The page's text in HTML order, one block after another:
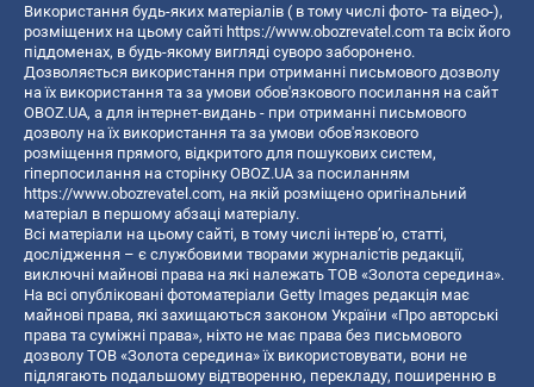
Використання будь-яких матеріалів ( в тому числі фото- та відео-),
розміщених на цьому сайті https://www.obozrevatel.com та всіх його
піддоменах, в будь-якому вигляді суворо заборонено.
Дозволяється використання при отриманні письмового дозволу
на їх використання та за умови обов'язкового посилання на сайт
OBOZ.UA, а для інтернет-видань - при отриманні письмового
дозволу на їх використання та за умови обов'язкового
розміщення прямого, відкритого для пошукових систем,
гіперпосилання на сторінку OBOZ.UA за посиланням
https://www.obozrevatel.com, на якій розміщено оригінальний
матеріал в першому абзаці матеріалу.
Всі матеріали на цьому сайті, в тому числі інтерв’ю, статті,
дослідження – є службовими творами журналістів редакції,
виключні майнові права на які належать ТОВ «Золота середина».
На всі опубліковані фотоматеріали Getty Images редакція має
майнові права, які захищаються законом України «Про авторські
права та суміжні права», ніхто не має права без письмового
дозволу ТОВ «Золота середина» їх використовувати, вони не
підлягають подальшому відтворенню, перекладу, поширенню в